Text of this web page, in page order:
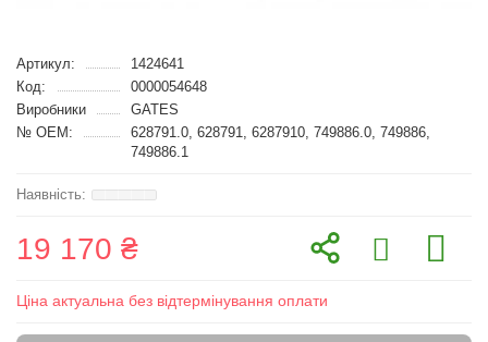
Артикул:
1424641
Код:
0000054648
Виробники
GATES
№ OEM:
628791.0, 628791, 6287910, 749886.0, 749886,
749886.1
19 170 ₴
Ціна актуальна без відтермінування оплати